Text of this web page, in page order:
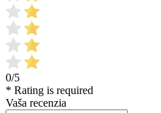
0/5
* Rating is required
Vaša recenzia